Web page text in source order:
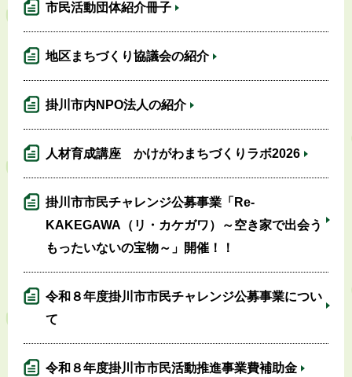
市民活動団体紹介冊子
地区まちづくり協議会の紹介
掛川市内NPO法人の紹介
人材育成講座 かけがわまちづくりラボ2026
掛川市市民チャレンジ公募事業「Re-
KAKEGAWA（リ・カケガワ）～空き家で出会う
もったいないの宝物～」開催！！
令和８年度掛川市市民チャレンジ公募事業につい
て
令和８年度掛川市市民活動推進事業費補助金